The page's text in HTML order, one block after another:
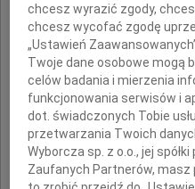
Jana
chcesz wyrazić zgody,
chcesz wycofać zgodę
„Ustawień
Twoje dane osobowe mogą
celów badania i mierzenia
funkcjonowania serwisów i
dot. świadczonych Tobie
przetwarzania Twoich
Wyborcza sp. z o.o., jej
Zaufanych Partnerów, masz